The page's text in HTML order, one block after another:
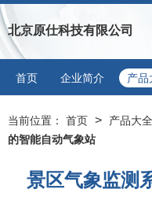
北京原仕科技有限公司
首页 企业简介 产品
当前位置： 首页 > 产品大全
的智能自动气象站
景区气象监测